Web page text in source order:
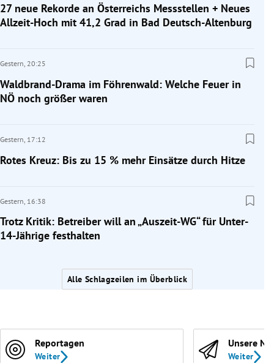
27 neue Rekorde an Österreichs Messstellen + Neues
Allzeit-Hoch mit 41,2 Grad in Bad Deutsch-Altenburg
Gestern, 20:25
Waldbrand-Drama im Föhrenwald: Welche Feuer in
NÖ noch größer waren
Gestern, 17:12
Rotes Kreuz: Bis zu 15 % mehr Einsätze durch Hitze
Gestern, 16:38
Trotz Kritik: Betreiber will an „Auszeit-WG“ für Unter-
14-Jährige festhalten
Alle Schlagzeilen im Überblick
Reportagen
Weiter
Unsere
Weiter